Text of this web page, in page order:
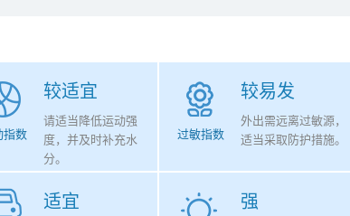
较适宜
指数
请适当降低运动强
度，并及时补充水
分。
较易发
过敏指数
外出需远离过敏源，
适当采取防护措施。
适宜 强